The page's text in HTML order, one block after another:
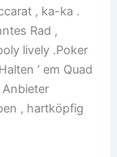
, ka-ka .
Rad ,
lively .Poker
‘ em Quad
, hartköpfig